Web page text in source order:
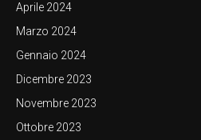
Aprile 2024
Marzo 2024
Gennaio 2024
Dicembre 2023
Novembre 2023
Ottobre 2023